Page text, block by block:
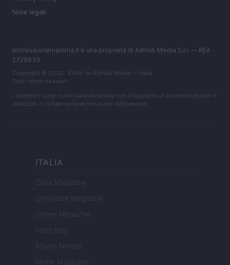
Note legali
professionemamma.it è una proprietà di AdHub Media S.r.l. — REA
2729933
Copyright © 2026 · Edito da AdHub Media — Italia
Tutti i diritti riservati
I contenuti sono curati dalla redazione con il supporto di strumenti digitali e
realizzati in collaborazione con autori indipendenti.
ITALIA
Casa Magazine
Cineverse Magazine
Donne Magazine
Food Blog
Milano Notizie
Motor Magazine